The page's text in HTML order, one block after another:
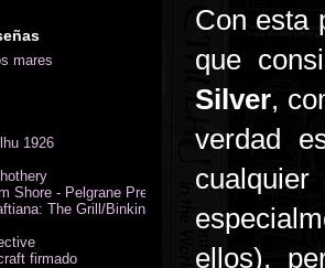
Con esta
que
Silver,
verdad
ellos),
mares
1926
Shore - Pelgrane Press' FreeRPG 2018 (PDF)
The Grill/Binkin Collection
firmado